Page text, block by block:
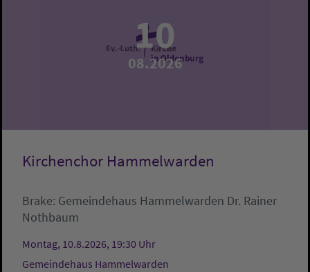
10
08.2026
Kirchenchor Hammelwarden
Brake: Gemeindehaus Hammelwarden Dr. Rainer
Nothbaum
Montag, 10.8.2026, 19:30 Uhr
Gemeindehaus Hammelwarden